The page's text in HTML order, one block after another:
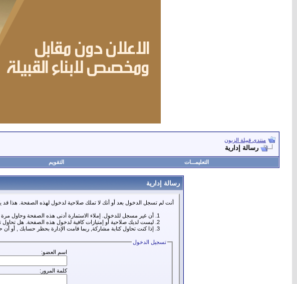
منتدى قبيلة الزبون
رسالة إدارية
التعليمـــات التقويم
رسالة إدارية
أنت لم تسجل الدخول بعد أو أنك لا تملك صلاحية لدخول لهذه الصفحة. هذا قد
أن غير مسجل للدخول. إملاء الاستمارة أدنى هذه الصفحة وحاول
ليست لديك صلاحية أو إمتيازات كافية لدخول هذه الصفحة. هل
إذا كنت تحاول كتابة مشاركة, ربما قامت الإدارة بحظر حسابك , أو أن
تسجيل الدخول
اسم العضو:
كلمة المرور: